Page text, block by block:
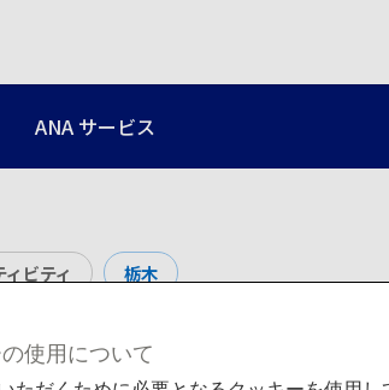
ANA サービス
ィビティ 栃木
ヶ原
使用について